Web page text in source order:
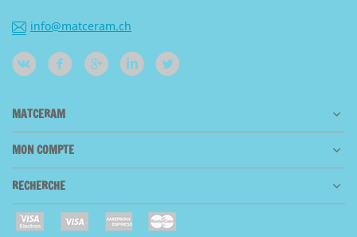
info@matceram.ch
MATCERAM
MON COMPTE
RECHERCHE